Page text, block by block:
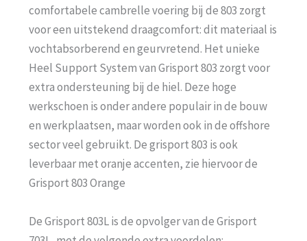
comfortabele cambrelle voering bij de 803 zorgt
voor een uitstekend draagcomfort: dit materiaal is
vochtabsorberend en geurvretend. Het unieke
Heel Support System van Grisport 803 zorgt voor
extra ondersteuning bij de hiel. Deze hoge
werkschoen is onder andere populair in de bouw
en werkplaatsen, maar worden ook in de offshore
sector veel gebruikt. De grisport 803 is ook
leverbaar met oranje accenten, zie hiervoor de
Grisport 803 Orange
De Grisport 803L is de opvolger van de Grisport